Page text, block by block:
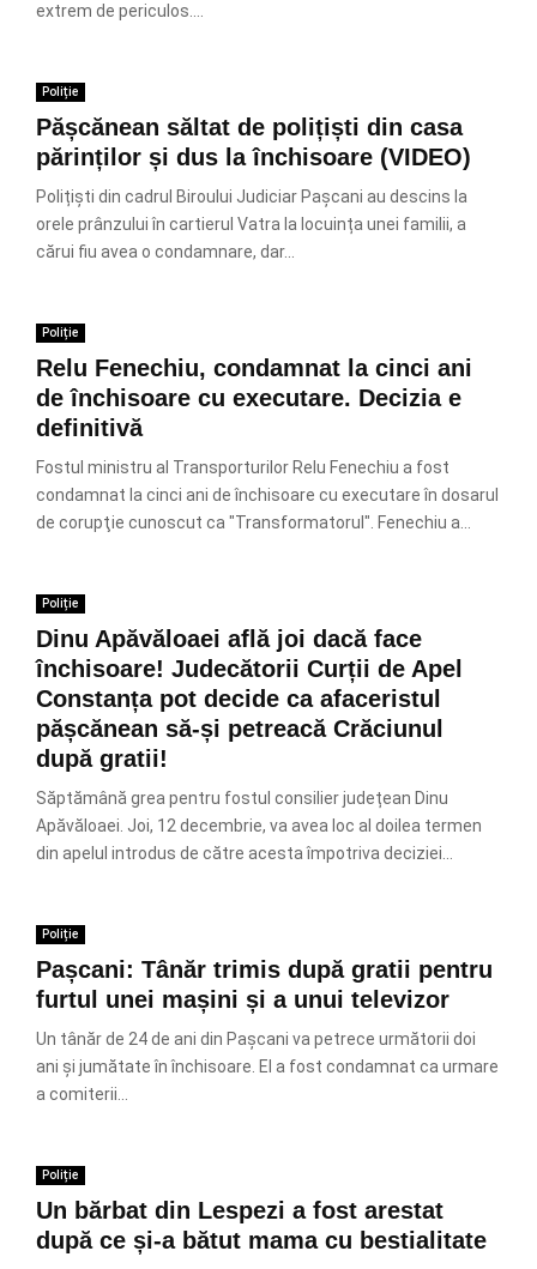
extrem de periculos....
Poliție
Pășcănean săltat de polițiști din casa
părinților și dus la închisoare (VIDEO)
Polițiști din cadrul Biroului Judiciar Pașcani au descins la
orele prânzului în cartierul Vatra la locuința unei familii, a
cărui fiu avea o condamnare, dar...
Poliție
Relu Fenechiu, condamnat la cinci ani
de închisoare cu executare. Decizia e
definitivă
Fostul ministru al Transporturilor Relu Fenechiu a fost
condamnat la cinci ani de închisoare cu executare în dosarul
de corupţie cunoscut ca "Transformatorul". Fenechiu a...
Poliție
Dinu Apăvăloaei află joi dacă face
închisoare! Judecătorii Curții de Apel
Constanța pot decide ca afaceristul
pășcănean să-și petreacă Crăciunul
după gratii!
Săptămână grea pentru fostul consilier județean Dinu
Apăvăloaei. Joi, 12 decembrie, va avea loc al doilea termen
din apelul introdus de către acesta împotriva deciziei...
Poliție
Pașcani: Tânăr trimis după gratii pentru
furtul unei mașini și a unui televizor
Un tânăr de 24 de ani din Pașcani va petrece următorii doi
ani și jumătate în închisoare. El a fost condamnat ca urmare
a comiterii...
Poliție
Un bărbat din Lespezi a fost arestat
după ce și-a bătut mama cu bestialitate